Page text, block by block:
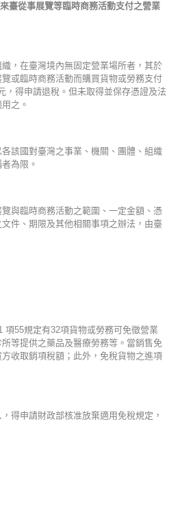
臺從事展覽等臨時商務活動支付之營業
，在臺灣境內無固定營業場所者，其於
或臨時商務活動而購買貨物或勞務支付
，得申請退稅。但未取得並保存憑證及法
之。
該國對臺灣之事業、機關、團體、組織
為限。
與臨時商務活動之範圍、一定金額、憑
件、期限及其他相關事項之辦法，由臺
項55規定有32項貨物或勞務可免徵營業
等提供之藥品及醫療勞務等。當銷售免
收取銷項稅額；此外，免稅貨物之進項
得申請財政部核准放棄適用免稅規定，